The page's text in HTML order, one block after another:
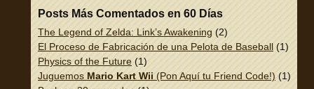
Posts Más Comentados en 60 Días
The Legend of Zelda: Link’s Awakening (2)
El Proceso de Fabricación de una Pelota de Baseball (1)
Physics of the Future (1)
Juguemos Mario Kart Wii (Pon Aquí tu Friend Code!) (1)